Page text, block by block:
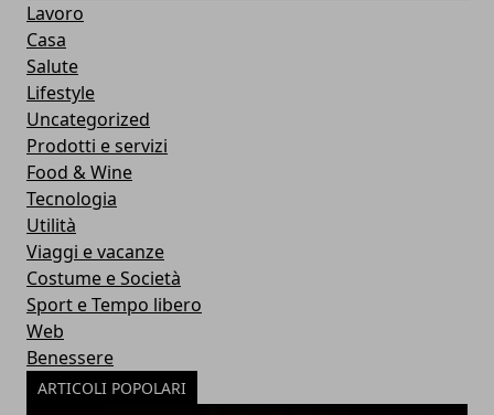
Lavoro
Casa
Salute
Lifestyle
Uncategorized
Prodotti e servizi
Food & Wine
Tecnologia
Utilità
Viaggi e vacanze
Costume e Società
Sport e Tempo libero
Web
Benessere
ARTICOLI POPOLARI